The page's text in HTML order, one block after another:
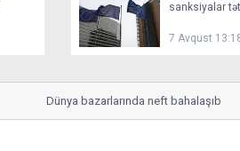
sanksiyalar
7 Avqust
Dünya bazarlarında neft bahalaşıb